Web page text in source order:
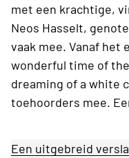
met een krachtige,
Neos Hasselt,
vaak mee. Vanaf het
wonderful time of the
dreaming of a white
toehoorders mee.
Een uitgebreid